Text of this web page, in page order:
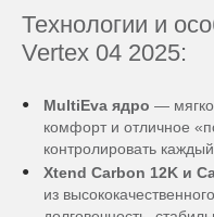
Технологии и
Vertex 04 2025:
MultiEva ядро —
комфорт и отличное
контролировать
Xtend Carbon 12K и
из